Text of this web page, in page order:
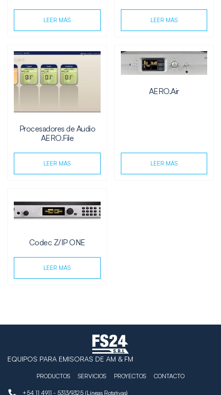
LEER MÁS LEER MÁS
Procesadores de Audio
AERO.File
LEER MÁS
AERO.Air
LEER MÁS
Codec Z/IP ONE
LEER MÁS
EQUIPOS PARA EMISORAS DE AM & FM
PRODUCTOS SERVICIOS PROYECTOS CONTACTO
+54 11 4911 - 5313/9325 (Líneas Rotativas)